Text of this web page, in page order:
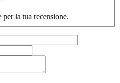
la tua recensione.